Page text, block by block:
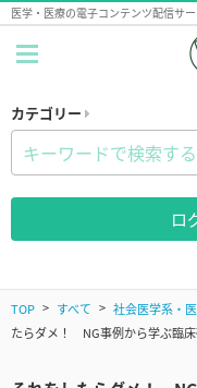
医学・医療の電子コンテンツ配信サ
カテゴリー
ロ
TOP すべて 社会医学系・
たらダメ！ NG事例から学ぶ臨